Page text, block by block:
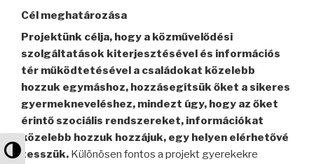
Nagy kontraszt váltása
Cél meghatározása
Projektünk célja, hogy a közművelődési
szolgáltatások kiterjesztésével és információs
tér működtetésével a családokat közelebb
hozzuk egymáshoz, hozzásegítsük őket a sikeres
gyermekneveléshez, mindezt úgy, hogy az őket
érintő szociális rendszereket, információkat
közelebb hozzuk hozzájuk, egy helyen elérhetővé
tesszük. Különösen fontos a projekt gyerekekre